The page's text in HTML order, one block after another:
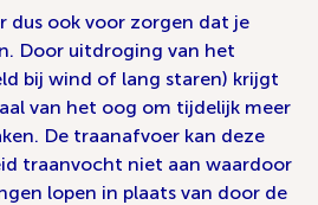
dus ook voor zorgen dat je
Door uitdroging van het
bij wind of lang staren) krijgt
van het oog om tijdelijk meer
De traanafvoer kan deze
traanvocht niet aan waardoor
lopen in plaats van door de